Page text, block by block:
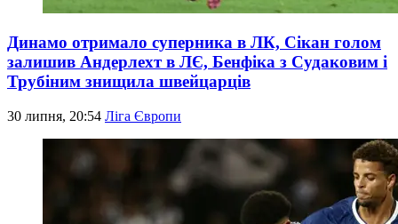
Динамо отримало суперника в ЛК, Сікан голом
залишив Андерлехт в ЛЄ, Бенфіка з Судаковим і
Трубіним знищила швейцарців
30 липня, 20:54 Ліга Європи